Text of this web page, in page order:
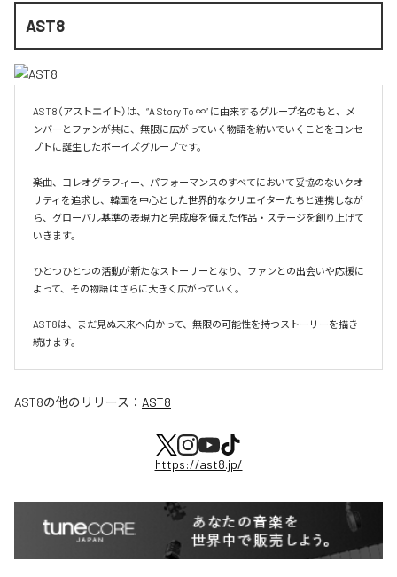
AST8
AST8（アストエイト）は、“A Story To ∞” に由来するグループ名のもと、メ
ンバーとファンが共に、無限に広がっていく物語を紡いでいくことをコンセ
プトに誕生したボーイズグループです。
楽曲、コレオグラフィー、パフォーマンスのすべてにおいて妥協のないクオ
リティを追求し、韓国を中心とした世界的なクリエイターたちと連携しなが
ら、グローバル基準の表現力と完成度を備えた作品・ステージを創り上げて
いきます。
ひとつひとつの活動が新たなストーリーとなり、ファンとの出会いや応援に
よって、その物語はさらに大きく広がっていく。
AST8は、まだ見ぬ未来へ向かって、無限の可能性を持つストーリーを描き
続けます。
AST8の他のリリース： AST8
https://ast8.jp/